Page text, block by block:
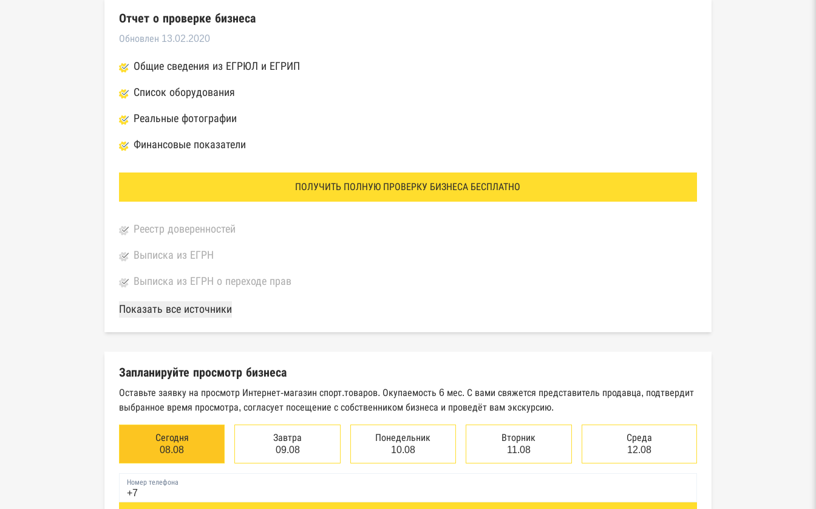
Отчет о проверке бизнеса
Обновлен 13.02.2020
Общие сведения из ЕГРЮЛ и ЕГРИП
Список оборудования
Реальные фотографии
Финансовые показатели
ПОЛУЧИТЬ ПОЛНУЮ ПРОВЕРКУ БИЗНЕСА БЕСПЛАТНО
Реестр доверенностей
Выписка из ЕГРН
Выписка из ЕГРН о переходе прав
База Росстата
Реестры ЕГРЮЛ и ЕГРИП Федеральной налоговой службы России
Картотека арбитражных дел Высшего арбитражного суда
Единый федеральный реестр сведений о банкротстве юридических лиц
Единый федеральный реестр сведений о банкротстве физических лиц
Реестр товарных знаков и знаков обслуживания Роспатента
База исполнительного производства Федеральной службы судебных приставов
Показать все источники
Запланируйте просмотр бизнеса
Оставьте заявку на просмотр Интернет-магазин спорт.товаров. Окупаемость 6 мес. С вами свяжется представитель продавца, подтвердит
выбранное время просмотра, согласует посещение с собственником бизнеса и проведёт вам экскурсию.
Сегодня
08.08
Завтра
09.08
Понедельник
10.08
Вторник
11.08
Среда
12.08
Номер телефона